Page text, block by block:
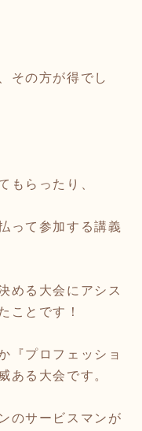
その方が得でし
もらったり、
って参加する講義
める大会にアシス
ことです！
『プロフェッショ
ある大会です。
のサービスマンが